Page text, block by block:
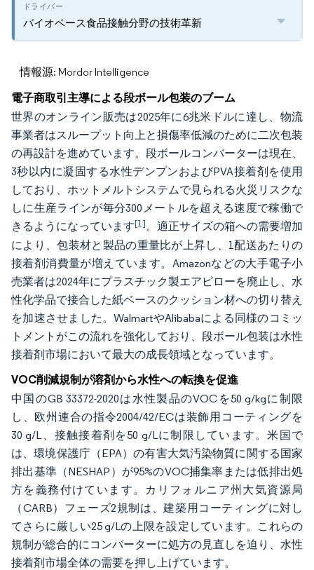
バイオベース食品接触分野の技術革新
情報源: Mordor Intelligence
電子商取引主導による段ボール包装のブーム
世界のオンライン販売は2025年に6兆米ドルに達し、物流
事業者はスループット向上と損傷率低減のために二次包装
の再設計を進めています。段ボールコンバーターは現在、
3秒以内に凝固する水性デンプンおよびPVA接着剤を使用
しており、ホットメルトシステムで見られる火災リスクな
しに生産ラインが毎分300メートルを超える速度で稼働で
きるようになっています[1]。適正サイズの箱への需要増加
により、包装材と製品の重量比が上昇し、1配送あたりの
接着剤消費量が増えています。Amazonなどの大手電子小
売業者は2024年にプラスチック製エアピローを廃止し、水
性化学品で接合した紙ベースのクッション材への切り替え
を加速させました。WalmartやAlibabaによる同様のコミッ
トメントがこの流れを強化しており、段ボール包装は水性
接着剤市場において最大の成長領域となっています。
VOC削減規制が溶剤から水性への転換を促進
中国のGB 33372-2020は水性製品のVOCを50 g/kgに制限
し、欧州連合の指令2004/42/ECは装飾用コーティングを
30 g/L、接触接着剤を50 g/Lに制限しています。米国で
は、環境保護庁（EPA）の有害大気汚染物質に関する国家
排出基準（NESHAP）が95%のVOC捕集率または低排出処
方を義務付けています。カリフォルニア州大気資源局
（CARB）フェーズ2規制は、建築用コーティングに対し
てさらに厳しい25 g/Lの上限を設定しています。これらの
規制が総合的にコンバーターに処方の見直しを迫り、水性
接着剤市場全体の需要を押し上げています。